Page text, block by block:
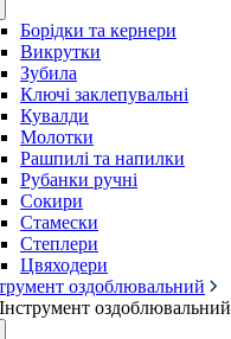
Борідки та кернери
Викрутки
Зубила
Ключі заклепувальні
Кувалди
Молотки
Рашпилі та напилки
Рубанки ручні
Сокири
Стамески
Степлери
Цвяходери
оздоблювальний
Інструмент оздоблювальний